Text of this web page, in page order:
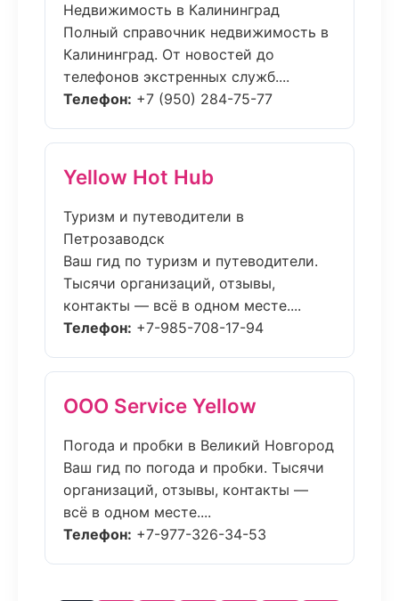
Недвижимость в Калининград
Полный справочник недвижимость в
Калининград. От новостей до
телефонов экстренных служб....
Телефон: +7 (950) 284-75-77
Yellow Hot Hub
Туризм и путеводители в
Петрозаводск
Ваш гид по туризм и путеводители.
Тысячи организаций, отзывы,
контакты — всё в одном месте....
Телефон: +7-985-708-17-94
ООО Service Yellow
Погода и пробки в Великий Новгород
Ваш гид по погода и пробки. Тысячи
организаций, отзывы, контакты —
всё в одном месте....
Телефон: +7-977-326-34-53